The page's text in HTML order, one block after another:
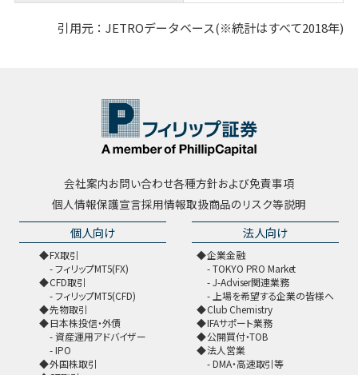
引用元：JETROデータベース(※統計はすべて2018年)
会社案内お問い合わせ各種方針および免責事項
個人情報保護宣言採用情報取扱商品のリスク等説明
個人向け
FX取引
フィリップMT5(FX)
CFD取引
フィリップMT5(CFD)
先物取引
日本株投信・外債
資産運用アドバイザー
IPO
外国株取引
法人向け
企業金融
TOKYO PRO Market
J-Adviser関連業務
上場を希望する企業の皆様へ
Club Chemistry
IFAサポート業務
公開買付・TOB
法人営業
DMA・高速取引等